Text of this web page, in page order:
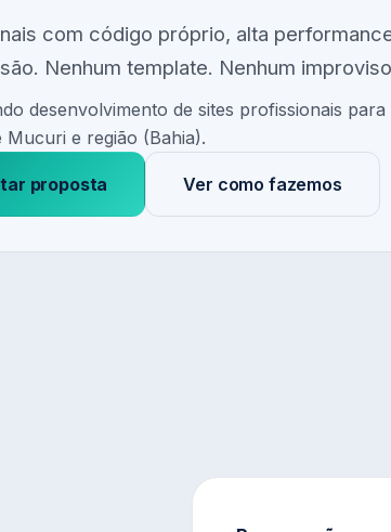
com código próprio, alta
Nenhum template. Nenhum
desenvolvimento de sites profissionais para
Mucuri e região (Bahia).
proposta Ver como fazemos